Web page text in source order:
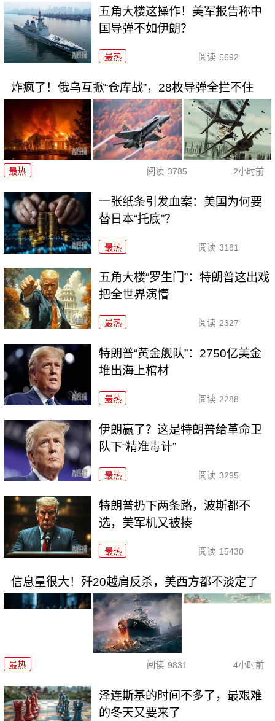
五角大楼这操作！美军报告称中
国导弹不如伊朗？
最热 阅读 5692
炸疯了！俄乌互掀“仓库战”，28枚导弹全拦不住
最热 阅读 3785 2小时前
一张纸条引发血案：美国为何要
替日本“托底”？
最热 阅读 3181
五角大楼“罗生门”：特朗普这出戏
把全世界演懵
最热 阅读 2327
特朗普“黄金舰队”：2750亿美金
堆出海上棺材
最热 阅读 2288
伊朗赢了？这是特朗普给革命卫
队下“精准毒计”
最热 阅读 3295
特朗普扔下两条路，波斯都不
选，美军机又被揍
最热 阅读 15430
信息量很大！歼20越肩反杀，美西方都不淡定了
最热 阅读 9831 4小时前
泽连斯基的时间不多了，最艰难
的冬天又要来了